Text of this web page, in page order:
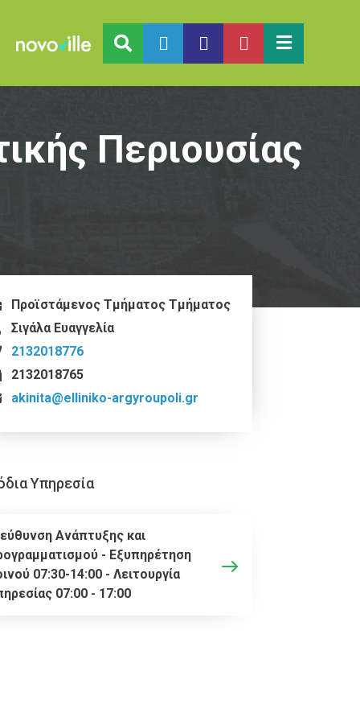
Περιουσίας
Προϊστάμενος Tμήματος Τμήματος
Σιγάλα Ευαγγελία
2132018776
2132018765
akinita@elliniko-argyroupoli.gr
Υπηρεσία
Ανάπτυξης και
- Εξυπηρέτηση
07:30-14:00 - Λειτουργία
07:00 - 17:00